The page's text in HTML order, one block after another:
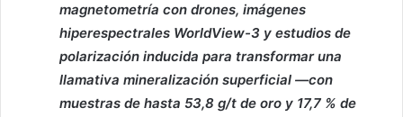
magnetometría con drones, imágenes
hiperespectrales WorldView-3 y estudios de
polarización inducida para transformar una
llamativa mineralización superficial —con
muestras de hasta 53,8 g/t de oro y 17,7 % de